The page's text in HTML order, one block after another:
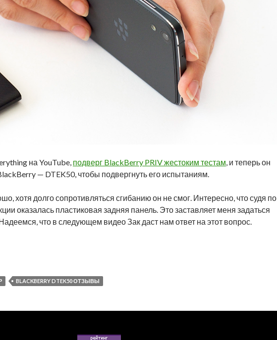
на YouTube, подверг BlackBerry PRIV жестоким тестам , и теперь он
— DTEK50, чтобы подвергнуть его испытаниям.
хотя долго сопротивляться сгибанию он не смог. Интересно, что судя по
оказалась пластиковая задняя панель. Это заставляет меня задаться
что в следующем видео Зак даст нам ответ на этот вопрос.
огонь и царапины
BLACKBERRY DTEK50 ОТЗЫВЫ